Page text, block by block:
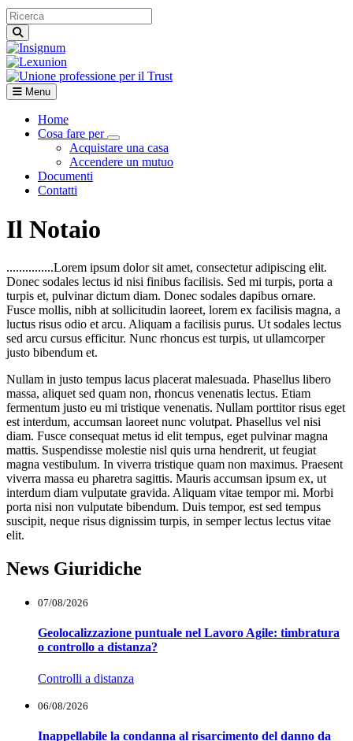
Menu
Home
Cosa fare per
Visualizza menù di secondo livello
Acquistare una casa
Accendere un mutuo
Documenti
Contatti
Il Notaio
...............Lorem ipsum dolor sit amet, consectetur adipiscing elit.
Donec sodales lectus id nisi finibus facilisis. Sed mi turpis, porta a
turpis et, pulvinar dictum diam. Donec sodales dapibus ornare.
Fusce mollis, nibh at sollicitudin laoreet, lorem ex facilisis magna, a
luctus risus odio et arcu. Aliquam a facilisis purus. Ut sodales lectus
sed arcu cursus efficitur. Nunc rhoncus est turpis, ut ullamcorper
justo bibendum et.
Nullam in justo tempus lacus placerat malesuada. Phasellus libero
massa, aliquet sed quam non, rhoncus venenatis lectus. Etiam
fermentum justo eu mi tristique venenatis. Nullam porttitor risus eget
est interdum, accumsan laoreet nunc volutpat. Phasellus vel nisi
diam. Fusce consequat metus id elit tempus, eget pulvinar magna
mattis. Suspendisse molestie nisl quis urna hendrerit, ut feugiat
magna vestibulum. In viverra tristique quam non maximus. Praesent
viverra massa eu pharetra sagittis. Mauris accumsan ipsum ex, ut
interdum diam vulputate gravida. Aliquam vitae tempor mi. Morbi
porta nisi non vulputate bibendum. Duis tempor, est sed tempus
suscipit, neque risus dignissim turpis, in semper lectus lectus vitae
elit.
News Giuridiche
07/08/2026
Geolocalizzazione puntuale nel Lavoro Agile: timbratura
o controllo a distanza?
Controlli a distanza
06/08/2026
Inappellabile la condanna al risarcimento del danno da